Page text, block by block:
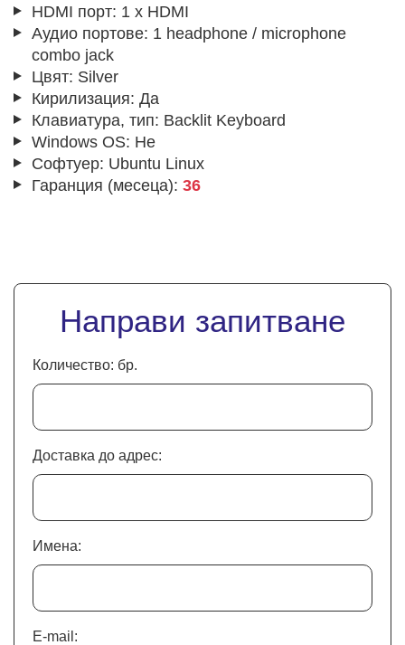
HDMI порт: 1 x HDMI
Аудио портове: 1 headphone / microphone
combo jack
Цвят: Silver
Кирилизация: Да
Клавиатура, тип: Backlit Keyboard
Windows OS: Не
Софтуер: Ubuntu Linux
Гаранция (месеца): 36
Направи запитване
Количество: бр.
Доставка до адрес:
Имена:
E-mail: